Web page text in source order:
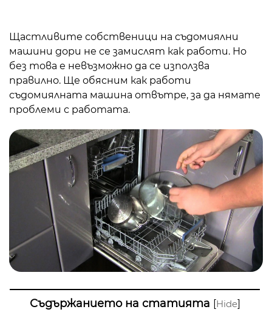
Щастливите собственици на съдомиялни
машини дори не се замислят как работи. Но
без това е невъзможно да се използва
правилно. Ще обясним как работи
съдомиялната машина отвътре, за да нямате
проблеми с работата.
Съдържанието на статията [Hide]